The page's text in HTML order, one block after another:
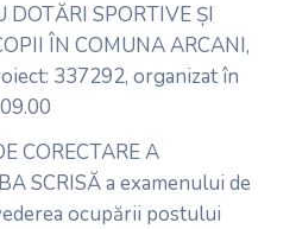
DOTĂRI SPORTIVE ȘI
ÎN COMUNA ARCANI,
337292, organizat în
CORECTARE A
SCRISĂ a examenului de
ocupării postului